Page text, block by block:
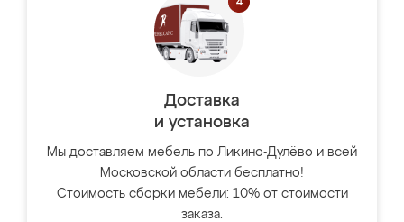
Доставка
и установка
Мы доставляем мебель по Ликино-Дулёво и всей
Московской области бесплатно!
Стоимость сборки мебели: 10% от стоимости
заказа.